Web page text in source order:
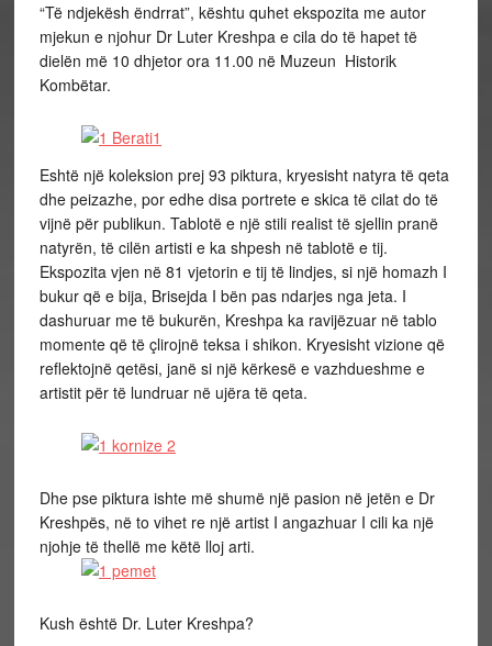
“Të ndjekësh ëndrrat”, kështu quhet ekspozita me autor
mjekun e njohur Dr Luter Kreshpa e cila do të hapet të
dielën më 10 dhjetor ora 11.00 në Muzeun Historik
Kombëtar.
Eshtë një koleksion prej 93 piktura, kryesisht natyra të qeta
dhe peizazhe, por edhe disa portrete e skica të cilat do të
vijnë për publikun. Tablotë e një stili realist të sjellin pranë
natyrën, të cilën artisti e ka shpesh në tablotë e tij.
Ekspozita vjen në 81 vjetorin e tij të lindjes, si një homazh I
bukur që e bija, Brisejda I bën pas ndarjes nga jeta. I
dashuruar me të bukurën, Kreshpa ka ravijëzuar në tablo
momente që të çlirojnë teksa i shikon. Kryesisht vizione që
reflektojnë qetësi, janë si një kërkesë e vazhdueshme e
artistit për të lundruar në ujëra të qeta.
Dhe pse piktura ishte më shumë një pasion në jetën e Dr
Kreshpës, në to vihet re një artist I angazhuar I cili ka një
njohje të thellë me këtë lloj arti.
Kush është Dr. Luter Kreshpa?